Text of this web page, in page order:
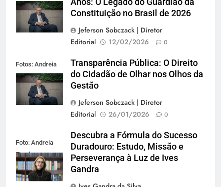
Tarelow
Anos: O Legado do Guardião da
Constituição no Brasil de 2026
Jeferson Sobczack | Diretor
Editorial
12/02/2026 0
Fotos: Andreia
Tarelow
Transparência Pública: O Direito
do Cidadão de Olhar nos Olhos da
Gestão
Jeferson Sobczack | Diretor
Editorial
26/01/2026 0
Foto: Andreia
Tarelow
Descubra a Fórmula do Sucesso
Duradouro: Estudo, Missão e
Perseverança à Luz de Ives
Gandra